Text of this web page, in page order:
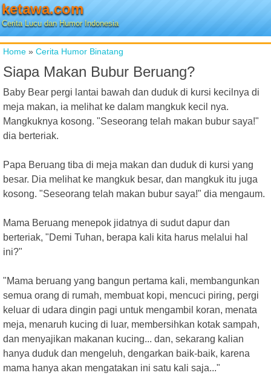
ketawa.com
Cerita Lucu dan Humor Indonesia
Home » Cerita Humor Binatang
Siapa Makan Bubur Beruang?
Baby Bear pergi lantai bawah dan duduk di kursi kecilnya di
meja makan, ia melihat ke dalam mangkuk kecil nya.
Mangkuknya kosong. "Seseorang telah makan bubur saya!"
dia berteriak.
Papa Beruang tiba di meja makan dan duduk di kursi yang
besar. Dia melihat ke mangkuk besar, dan mangkuk itu juga
kosong. "Seseorang telah makan bubur saya!" dia mengaum.
Mama Beruang menepok jidatnya di sudut dapur dan
berteriak, "Demi Tuhan, berapa kali kita harus melalui hal
ini?"
"Mama beruang yang bangun pertama kali, membangunkan
semua orang di rumah, membuat kopi, mencuci piring, pergi
keluar di udara dingin pagi untuk mengambil koran, menata
meja, menaruh kucing di luar, membersihkan kotak sampah,
dan menyajikan makanan kucing... dan, sekarang kalian
hanya duduk dan mengeluh, dengarkan baik-baik, karena
mama hanya akan mengatakan ini satu kali saja..."